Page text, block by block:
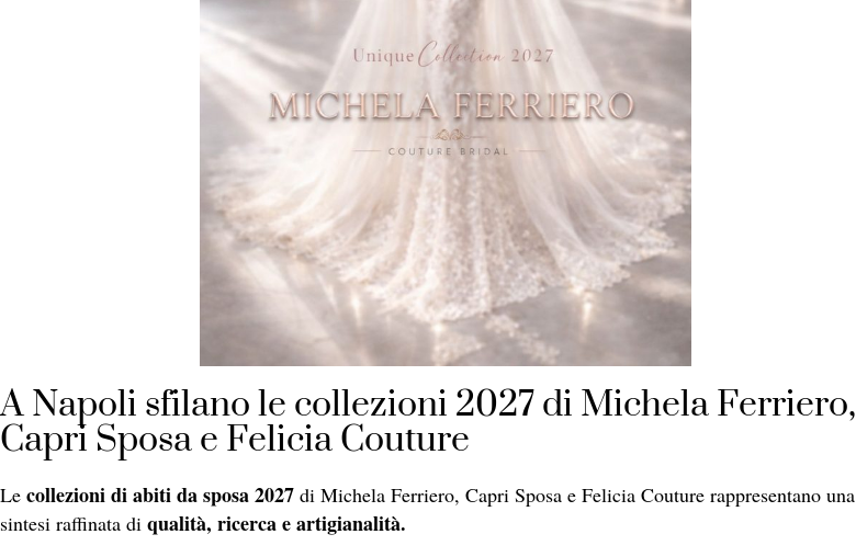
A Napoli sfilano le collezioni 2027 di Michela Ferriero,
Capri Sposa e Felicia Couture
Le collezioni di abiti da sposa 2027 di Michela Ferriero, Capri Sposa e Felicia Couture rappresentano una
sintesi raffinata di qualità, ricerca e artigianalità.